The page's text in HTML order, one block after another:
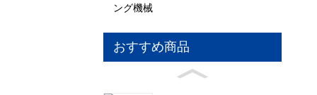
ング機械
おすすめ商品